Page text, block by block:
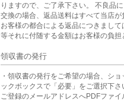
りますので、ご了承下さい。 不良品
交換の場合、返品送料はすべて当店が
お客様の都合による返品につきまし
等それに付随する金額はお客様の負担
領収書の発行
・領収書の発行をご希望の場合、シ
ックボックスで「必要」をご選択下さ
ご登録のメールアドレスへPDFファイ